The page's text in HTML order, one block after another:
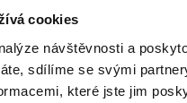
cookies
návštěvnosti a
sdílíme se svými
které jste jim